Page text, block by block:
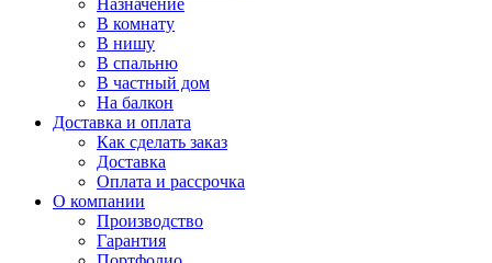
Назначение
В комнату
В нишу
В спальню
В частный дом
На балкон
Доставка и оплата
Как сделать заказ
Доставка
Оплата и рассрочка
О компании
Производство
Гарантия